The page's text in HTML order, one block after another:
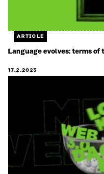
ARTICLE
Language evolves: terms
17.2.2023